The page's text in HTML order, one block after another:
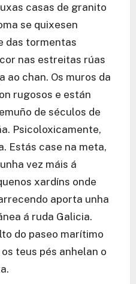
casas de granito
se quixesen
das tormentas
nas estreitas rúas
ao chan. Os muros da
rugosos e están
de séculos de
Psicoloxicamente,
Estás case na meta,
vez máis á
xardíns onde
aporta unha
á ruda Galicia.
do paseo marítimo
teus pés anhelan o